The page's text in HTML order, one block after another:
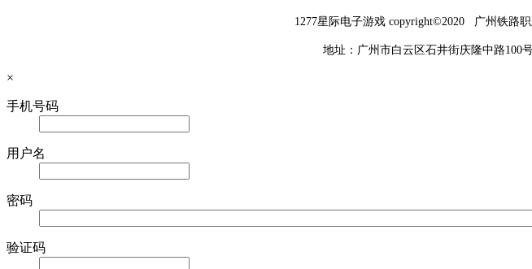
1277星际电子游戏 copyright©2020 广州铁路
地址：广州市白云区石井街庆隆中路
×
手机号码
用户名
密码
验证码